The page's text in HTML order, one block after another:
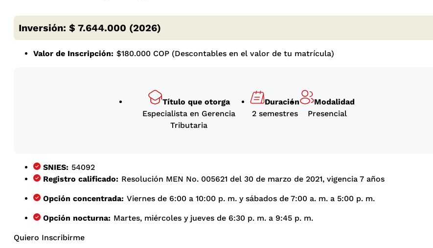
Inversión: $ 7.644.000 (2026)
Valor de Inscripción: $180.000 COP (Descontables en el valor de tu matrícula)
Título que otorga
Especialista en Gerencia
Tributaria
Duración
2 semestres
Modalidad
Presencial
SNIES: 54092
Registro calificado: Resolución MEN No. 005621 del 30 de marzo de 2021, vigencia 7 años
Opción concentrada: Viernes de 6:00 a 10:00 p. m. y sábados de 7:00 a. m. a 5:00 p. m.
Opción nocturna: Martes, miércoles y jueves de 6:30 p. m. a 9:45 p. m.
Quiero Inscribirme